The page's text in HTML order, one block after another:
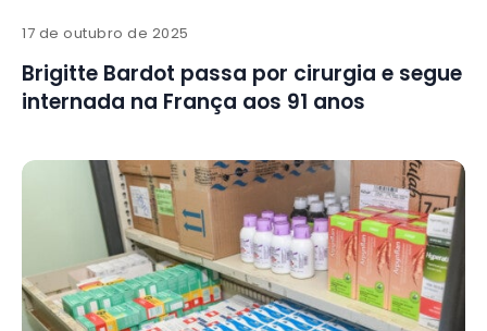
17 de outubro de 2025
Brigitte Bardot passa por cirurgia e segue
internada na França aos 91 anos